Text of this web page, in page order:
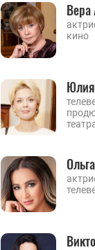
Вера
кино